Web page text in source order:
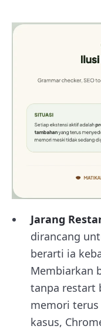
Jarang
dirancang
berarti ia
Membiarkan
tanpa restart
memori
kasus,